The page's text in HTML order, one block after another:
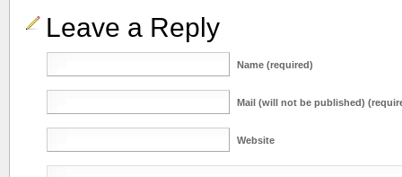
Leave a Reply
Name (required)
Mail (will not be published)
Website